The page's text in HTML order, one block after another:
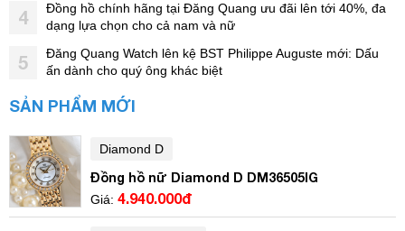
4
Đồng hồ chính hãng tại Đăng Quang ưu đãi lên tới 40%, đa
dạng lựa chọn cho cả nam và nữ
5
Đăng Quang Watch lên kệ BST Philippe Auguste mới: Dấu
ấn dành cho quý ông khác biệt
SẢN PHẨM MỚI
Diamond D
Đồng hồ nữ Diamond D DM36505IG
Giá: 4.940.000đ